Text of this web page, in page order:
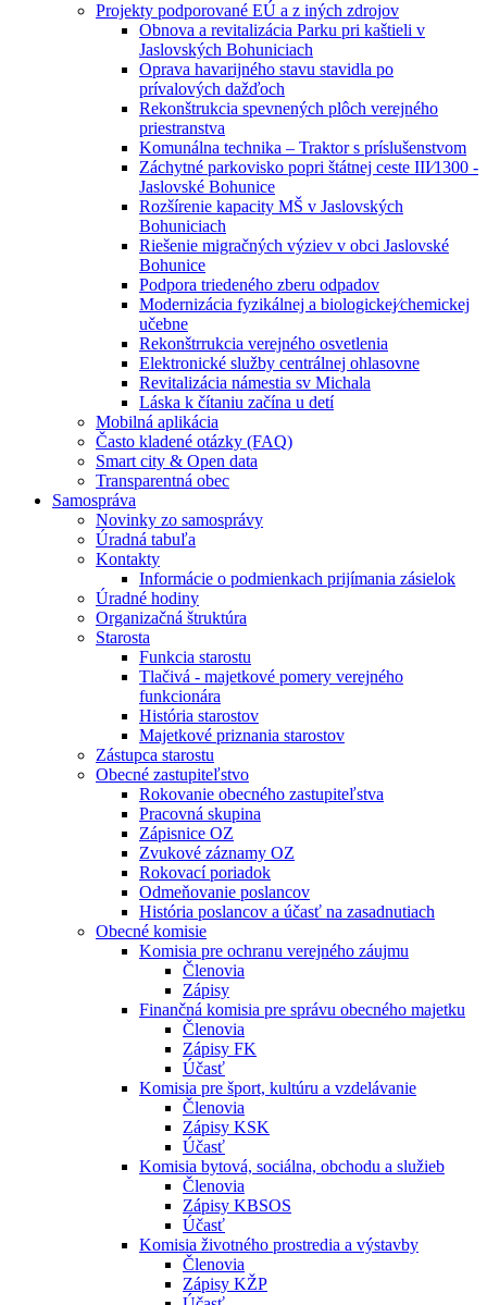
Projekty podporované EÚ a z iných zdrojov
Obnova a revitalizácia Parku pri kaštieli v
Jaslovských Bohuniciach
Oprava havarijného stavu stavidla po
prívalových dažďoch
Rekonštrukcia spevnených plôch verejného
priestranstva
Komunálna technika – Traktor s príslušenstvom
Záchytné parkovisko popri štátnej ceste III⁄1300 -
Jaslovské Bohunice
Rozšírenie kapacity MŠ v Jaslovských
Bohuniciach
Riešenie migračných výziev v obci Jaslovské
Bohunice
Podpora triedeného zberu odpadov
Modernizácia fyzikálnej a biologickej⁄chemickej
učebne
Rekonštrrukcia verejného osvetlenia
Elektronické služby centrálnej ohlasovne
Revitalizácia námestia sv Michala
Láska k čítaniu začína u detí
Mobilná aplikácia
Často kladené otázky (FAQ)
Smart city & Open data
Transparentná obec
Samospráva
Novinky zo samosprávy
Úradná tabuľa
Kontakty
Informácie o podmienkach prijímania zásielok
Úradné hodiny
Organizačná štruktúra
Starosta
Funkcia starostu
Tlačivá - majetkové pomery verejného
funkcionára
História starostov
Majetkové priznania starostov
Zástupca starostu
Obecné zastupiteľstvo
Rokovanie obecného zastupiteľstva
Pracovná skupina
Zápisnice OZ
Zvukové záznamy OZ
Rokovací poriadok
Odmeňovanie poslancov
História poslancov a účasť na zasadnutiach
Obecné komisie
Komisia pre ochranu verejného záujmu
Členovia
Zápisy
Finančná komisia pre správu obecného majetku
Členovia
Zápisy FK
Účasť
Komisia pre šport, kultúru a vzdelávanie
Členovia
Zápisy KSK
Účasť
Komisia bytová, sociálna, obchodu a služieb
Členovia
Zápisy KBSOS
Účasť
Komisia životného prostredia a výstavby
Členovia
Zápisy KŽP